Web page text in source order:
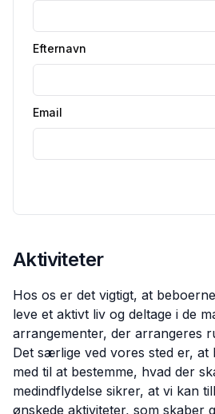
Efternavn
Email
Aktiviteter
Hos os er det vigtigt, at
leve et aktivt liv og deltage i de
arrangementer, der arrangeres
Det særlige ved vores sted er, at
med til at bestemme, hvad der
medindflydelse sikrer, at vi kan
ønskede aktiviteter, som skaber